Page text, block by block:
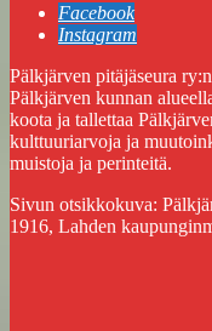
Facebook
Instagram
Pälkjärven pitäjäseura
Pälkjärven kunnan
koota ja tallettaa
kulttuuriarvoja ja
muistoja ja perinteitä.
Sivun otsikkokuva:
1916, Lahden